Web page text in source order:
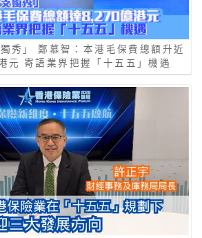
秀」 鄭慕智：本港毛保費總額升近
元 寄語業界把握「十五五」機遇